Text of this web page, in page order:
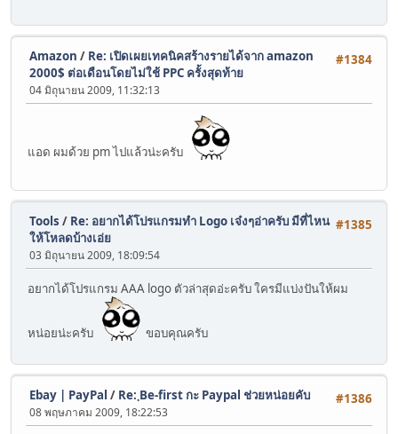
#1384
Amazon / Re: เปิดเผยเทคนิคสร้างรายได้จาก amazon
2000$ ต่อเดือนโดยไม่ใช้ PPC ครั้งสุดท้าย
04 มิถุนายน 2009, 11:32:13
แอด ผมด้วย pm ไปแล้วน่ะครับ
#1385
Tools / Re: อยากได้โปรแกรมทำ Logo เจ๋งๆอ่าครับ มีที่ไหน
ให้โหลดบ้างเอ่ย
03 มิถุนายน 2009, 18:09:54
อยากได้โปรแกรม AAA logo ตัวล่าสุดอ่ะครับ ใครมีแบ่งปันให้ผม
หน่อยน่ะครับ ขอบคุณครับ
#1386
Ebay | PayPal / Re: ฺBe-first กะ Paypal ช่วยหน่อยคับ
08 พฤษภาคม 2009, 18:22:53